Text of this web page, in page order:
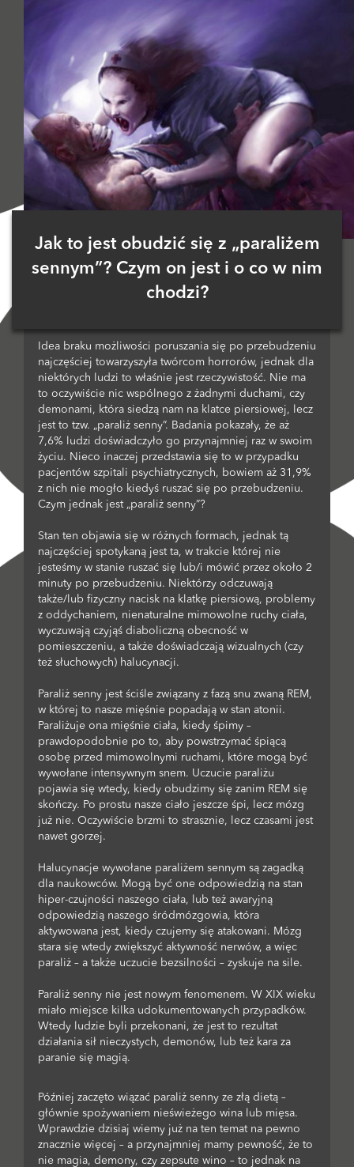
Jak to jest obudzić się z „paraliżem
sennym”? Czym on jest i o co w nim
chodzi?
Idea braku możliwości poruszania się po przebudzeniu
najczęściej towarzyszyła twórcom horrorów, jednak dla
niektórych ludzi to właśnie jest rzeczywistość. Nie ma
to oczywiście nic wspólnego z żadnymi duchami, czy
demonami, która siedzą nam na klatce piersiowej, lecz
jest to tzw. „paraliż senny”. Badania pokazały, że aż
7,6% ludzi doświadczyło go przynajmniej raz w swoim
życiu. Nieco inaczej przedstawia się to w przypadku
pacjentów szpitali psychiatrycznych, bowiem aż 31,9%
z nich nie mogło kiedyś ruszać się po przebudzeniu.
Czym jednak jest „paraliż senny”?
Stan ten objawia się w różnych formach, jednak tą
najczęściej spotykaną jest ta, w trakcie której nie
jesteśmy w stanie ruszać się lub/i mówić przez około 2
minuty po przebudzeniu. Niektórzy odczuwają
także/lub fizyczny nacisk na klatkę piersiową, problemy
z oddychaniem, nienaturalne mimowolne ruchy ciała,
wyczuwają czyjąś diaboliczną obecność w
pomieszczeniu, a także doświadczają wizualnych (czy
też słuchowych) halucynacji.
Paraliż senny jest ściśle związany z fazą snu zwaną REM,
w której to nasze mięśnie popadają w stan atonii.
Paraliżuje ona mięśnie ciała, kiedy śpimy –
prawdopodobnie po to, aby powstrzymać śpiącą
osobę przed mimowolnymi ruchami, które mogą być
wywołane intensywnym snem. Uczucie paraliżu
pojawia się wtedy, kiedy obudzimy się zanim REM się
skończy. Po prostu nasze ciało jeszcze śpi, lecz mózg
już nie. Oczywiście brzmi to strasznie, lecz czasami jest
nawet gorzej.
Halucynacje wywołane paraliżem sennym są zagadką
dla naukowców. Mogą być one odpowiedzią na stan
hiper-czujności naszego ciała, lub też awaryjną
odpowiedzią naszego śródmózgowia, która
aktywowana jest, kiedy czujemy się atakowani. Mózg
stara się wtedy zwiększyć aktywność nerwów, a więc
paraliż – a także uczucie bezsilności – zyskuje na sile.
Paraliż senny nie jest nowym fenomenem. W XIX wieku
miało miejsce kilka udokumentowanych przypadków.
Wtedy ludzie byli przekonani, że jest to rezultat
działania sił nieczystych, demonów, lub też kara za
paranie się magią.
Później zaczęto wiązać paraliż senny ze złą dietą –
głównie spożywaniem nieświeżego wina lub mięsa.
Wprawdzie dzisiaj wiemy już na ten temat na pewno
znacznie więcej – a przynajmniej mamy pewność, że to
nie magia, demony, czy zepsute wino – to jednak na